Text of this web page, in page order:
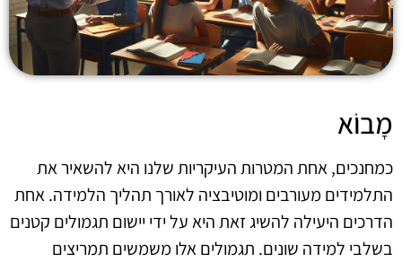
מָבוֹא
כמחנכים, אחת המטרות העיקריות שלנו היא להשאיר את
התלמידים מעורבים ומוטיבציה לאורך תהליך הלמידה. אחת
הדרכים היעילה להשיג זאת היא על ידי יישום תגמולים קטנים
בשלבי למידה שונים. תגמולים אלו משמשים תמריצים